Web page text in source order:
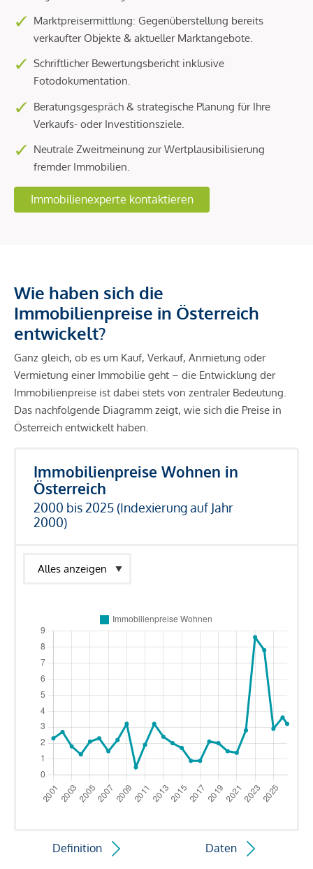
Marktpreisermittlung: Gegenüberstellung bereits
verkaufter Objekte & aktueller Marktangebote.
Schriftlicher Bewertungsbericht inklusive
Fotodokumentation.
Beratungsgespräch & strategische Planung für Ihre
Verkaufs- oder Investitionsziele.
Neutrale Zweitmeinung zur Wertplausibilisierung
fremder Immobilien.
Immobilienexperte kontaktieren
Wie haben sich die
Immobilienpreise in Österreich
entwickelt?
Ganz gleich, ob es um Kauf, Verkauf, Anmietung oder
Vermietung einer Immobilie geht – die Entwicklung der
Immobilienpreise ist dabei stets von zentraler Bedeutung.
Das nachfolgende Diagramm zeigt, wie sich die Preise in
Österreich entwickelt haben.
Immobilienpreise Wohnen in
Österreich
2000 bis 2025 (Indexierung auf Jahr
2000)
Definition Daten